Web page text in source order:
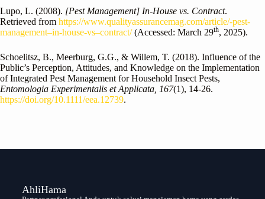
Lupo, L. (2008). [Pest Management] In-House vs. Contract.
Retrieved from https://www.qualityassurancemag.com/article/-pest-
management–in-house-vs–contract/(Accessed: March 29th, 2025).
Schoelitsz, B., Meerburg, G.G., & Willem, T. (2018). Influence of the
Public’s Perception, Attitudes, and Knowledge on the Implementation
of Integrated Pest Management for Household Insect Pests,
Entomologia Experimentalis et Applicata, 167(1), 14-26.
https://doi.org/10.1111/eea.12739.
AhliHama